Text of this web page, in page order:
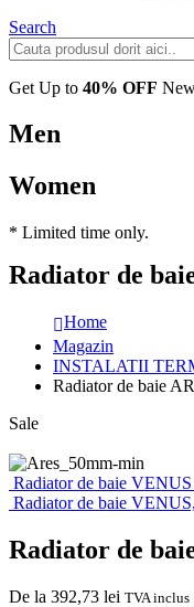
Search
Get Up to 40% OFF
Men
Women
* Limited time only.
Radiator de
Home
Magazin
INSTALATII
Radiator de baie
Sale
Radiator de baie
Radiator de baie
Radiator de
De la 392,73 lei TVA inclus